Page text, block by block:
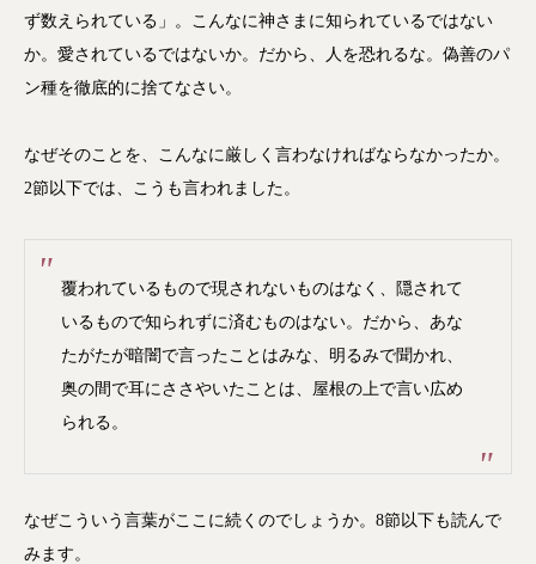
ず数えられている」。こんなに神さまに知られているではない
か。愛されているではないか。だから、人を恐れるな。偽善のパ
ン種を徹底的に捨てなさい。
なぜそのことを、こんなに厳しく言わなければならなかったか。
2節以下では、こうも言われました。
覆われているもので現されないものはなく、隠されて
いるもので知られずに済むものはない。だから、あな
たがたが暗闇で言ったことはみな、明るみで聞かれ、
奥の間で耳にささやいたことは、屋根の上で言い広め
られる。
なぜこういう言葉がここに続くのでしょうか。8節以下も読んで
みます。